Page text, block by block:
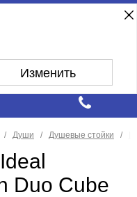
Изменить
Души Душевые стойки
Duo Cube